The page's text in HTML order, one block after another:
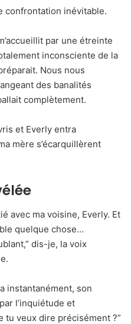
confrontation inévitable.
par une étreinte
inconsciente de la
Nous nous
des banalités
complètement.
et Everly entra
mère s’écarquillèrent
avec ma voisine, Everly. Et
quelque chose…
dis-je, la voix
instantanément, son
l’inquiétude et
tu veux dire précisément ?”